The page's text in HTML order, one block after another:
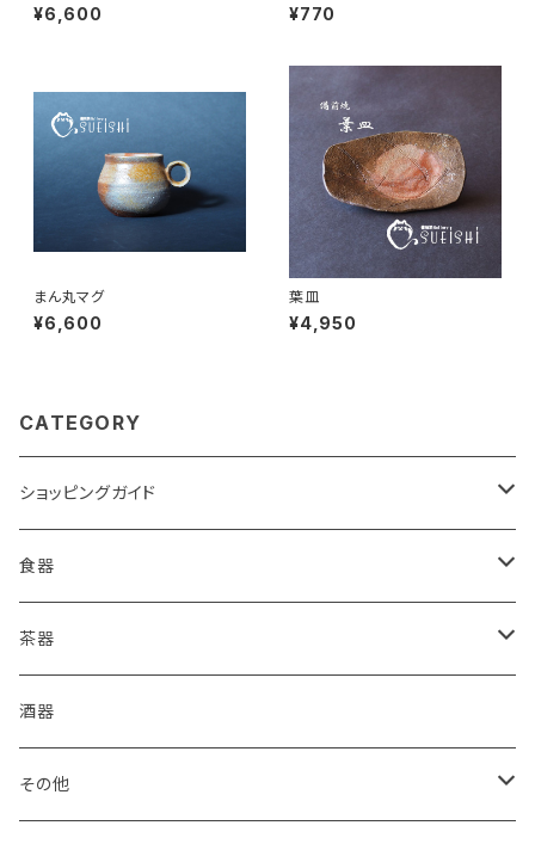
¥6,600 ¥770
まん丸マグ
¥6,600
葉皿
¥4,950
CATEGORY
ショッピングガイド
包装
ご購入前に必ずお読みください
箱・送料について
食器
皿
コーヒードリッパー
グラス・湯呑
茶器
抹茶盌
煎茶碗
酒器
その他